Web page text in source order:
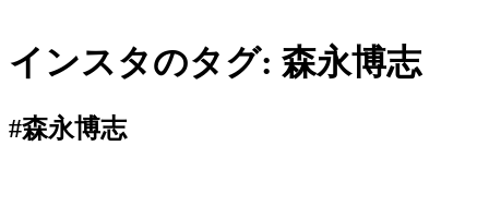
インスタのタグ: 森永博志
#森永博志